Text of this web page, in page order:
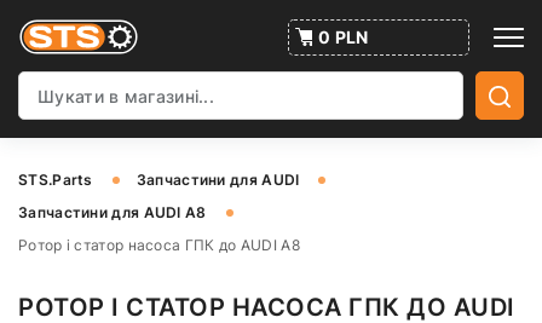
0 PLN
STS.Parts
Запчастини для AUDI
Запчастини для AUDI A8
Ротор і статор насоса ГПК до AUDI A8
РОТОР І СТАТОР НАСОСА ГПК ДО AUDI